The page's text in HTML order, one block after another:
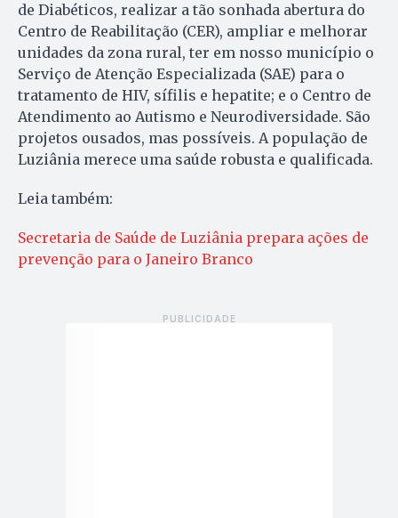
de Diabéticos, realizar a tão sonhada abertura do
Centro de Reabilitação (CER), ampliar e melhorar
unidades da zona rural, ter em nosso município o
Serviço de Atenção Especializada (SAE) para o
tratamento de HIV, sífilis e hepatite; e o Centro de
Atendimento ao Autismo e Neurodiversidade. São
projetos ousados, mas possíveis. A população de
Luziânia merece uma saúde robusta e qualificada.
Leia também:
Secretaria de Saúde de Luziânia prepara ações de
prevenção para o Janeiro Branco